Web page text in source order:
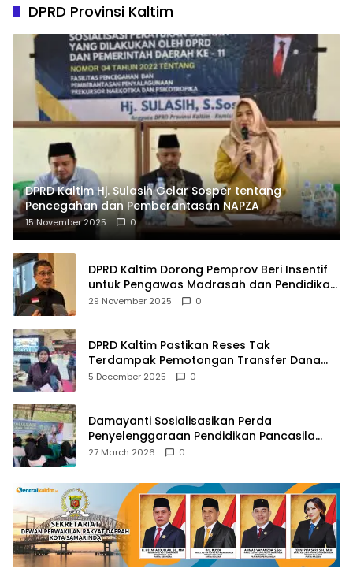
DPRD Provinsi Kaltim
DPRD Kaltim Hj. Sulasih Gelar Sosper tentang
Pencegahan dan Pemberantasan NAPZA
15 November 2025 0
DPRD Kaltim Dorong Pemprov Beri Insentif
untuk Pengawas Madrasah dan Pendidikan
Agama
29 November 2025 0
DPRD Kaltim Pastikan Reses Tak
Terdampak Pemotongan Transfer Dana
Pusat
5 December 2025 0
Damayanti Sosialisasikan Perda
Penyelenggaraan Pendidikan Pancasila
dan Wawasan Kebangsaan
27 March 2026 0